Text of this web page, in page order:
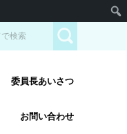
委員長あいさつ
お問い合わせ